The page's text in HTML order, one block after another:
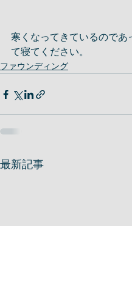
寒くなってきているのであ
て寝てください。
ファウンディング
最新記事